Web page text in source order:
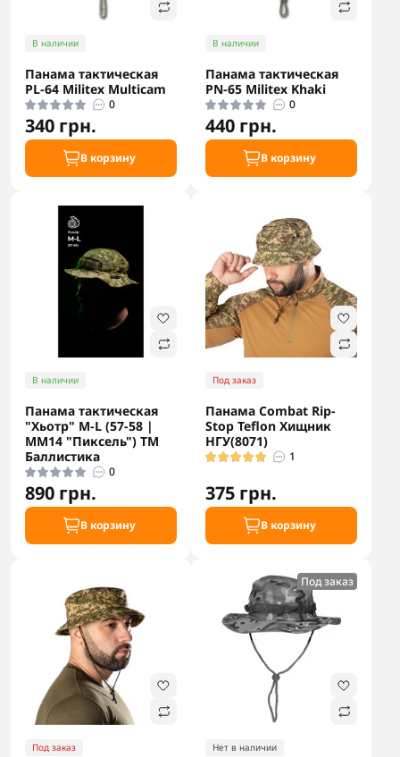
В наличии
Панама тактическая
РL-64 Militex Multicam
0
340 грн.
В корзину
В наличии
Панама тактическая
PN-65 Militex Khaki
0
440 грн.
В корзину
В наличии
Панама тактическая
"Хьотр" M-L (57-58 |
ММ14 "Пиксель") ТМ
Баллистика
0
890 грн.
В корзину
Под заказ
Панама Combat Rip-
Stop Teflon Хищник
НГУ(8071)
1
375 грн.
В корзину
Под заказ
Под заказ
Нет в наличии